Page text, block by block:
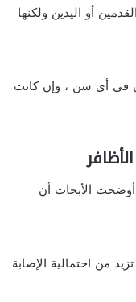
أو اليدين ولكنها
في أي سن ، وإن كانت
الأبحاث أن
من احتمالية الإصابة